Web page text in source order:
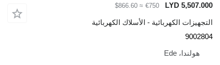
LYD 5,507.000
€750
≈ $866.60
التجهيزات الكهربائية - الأسلاك الكهربائية
9002804
هولندا، Ede